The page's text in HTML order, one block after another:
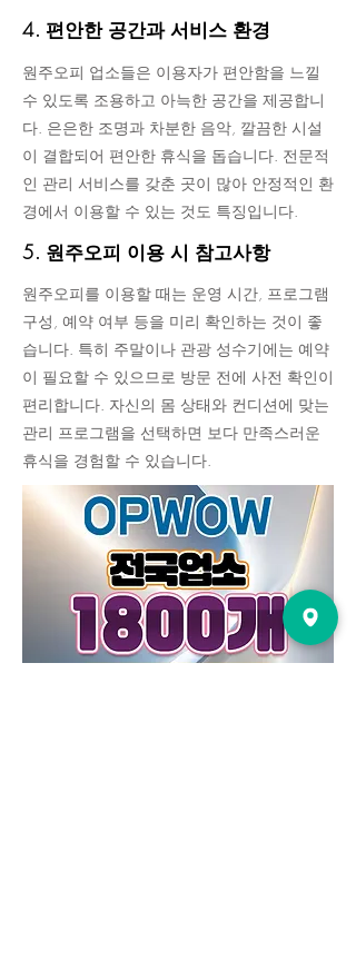
4. 편안한 공간과 서비스 환경
원주오피 업소들은 이용자가 편안함을 느낄
수 있도록 조용하고 아늑한 공간을 제공합니
다. 은은한 조명과 차분한 음악, 깔끔한 시설
이 결합되어 편안한 휴식을 돕습니다. 전문적
인 관리 서비스를 갖춘 곳이 많아 안정적인 환
경에서 이용할 수 있는 것도 특징입니다.
5. 원주오피 이용 시 참고사항
원주오피를 이용할 때는 운영 시간, 프로그램
구성, 예약 여부 등을 미리 확인하는 것이 좋
습니다. 특히 주말이나 관광 성수기에는 예약
이 필요할 수 있으므로 방문 전에 사전 확인이
편리합니다. 자신의 몸 상태와 컨디션에 맞는
관리 프로그램을 선택하면 보다 만족스러운
휴식을 경험할 수 있습니다.